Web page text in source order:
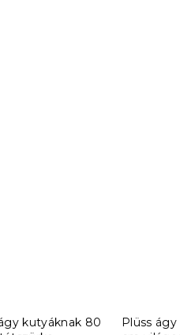
kutyáknak 80
Plüss